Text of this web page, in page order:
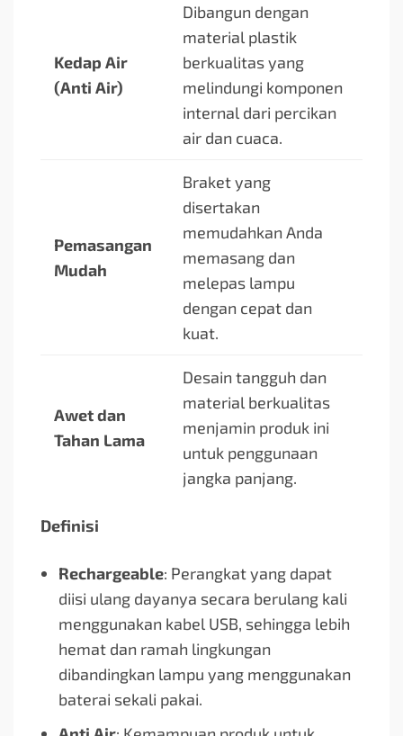
Kedap Air
(Anti Air)
Dibangun dengan
material plastik
berkualitas yang
melindungi komponen
internal dari percikan
air dan cuaca.
Pemasangan
Mudah
Braket yang
disertakan
memudahkan Anda
memasang dan
melepas lampu
dengan cepat dan
kuat.
Awet dan
Tahan Lama
Desain tangguh dan
material berkualitas
menjamin produk ini
untuk penggunaan
jangka panjang.
Definisi
Rechargeable: Perangkat yang dapat
diisi ulang dayanya secara berulang kali
menggunakan kabel USB, sehingga lebih
hemat dan ramah lingkungan
dibandingkan lampu yang menggunakan
baterai sekali pakai.